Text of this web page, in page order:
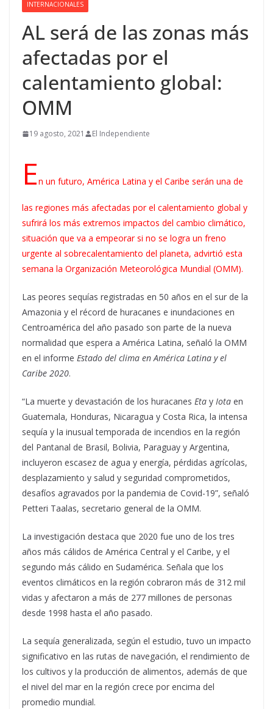
INTERNACIONALES
AL será de las zonas más
afectadas por el
calentamiento global:
OMM
19 agosto, 2021 El Independiente
En un futuro, América Latina y el Caribe serán una de
las regiones más afectadas por el calentamiento global y
sufrirá los más extremos impactos del cambio climático,
situación que va a empeorar si no se logra un freno
urgente al sobrecalentamiento del planeta, advirtió esta
semana la Organización Meteorológica Mundial (OMM).
Las peores sequías registradas en 50 años en el sur de la
Amazonia y el récord de huracanes e inundaciones en
Centroamérica del año pasado son parte de la nueva
normalidad que espera a América Latina, señaló la OMM
en el informe Estado del clima en América Latina y el
Caribe 2020.
“La muerte y devastación de los huracanes Eta y Iota en
Guatemala, Honduras, Nicaragua y Costa Rica, la intensa
sequía y la inusual temporada de incendios en la región
del Pantanal de Brasil, Bolivia, Paraguay y Argentina,
incluyeron escasez de agua y energía, pérdidas agrícolas,
desplazamiento y salud y seguridad comprometidos,
desafíos agravados por la pandemia de Covid-19”, señaló
Petteri Taalas, secretario general de la OMM.
La investigación destaca que 2020 fue uno de los tres
años más cálidos de América Central y el Caribe, y el
segundo más cálido en Sudamérica. Señala que los
eventos climáticos en la región cobraron más de 312 mil
vidas y afectaron a más de 277 millones de personas
desde 1998 hasta el año pasado.
La sequía generalizada, según el estudio, tuvo un impacto
significativo en las rutas de navegación, el rendimiento de
los cultivos y la producción de alimentos, además de que
el nivel del mar en la región crece por encima del
promedio mundial.